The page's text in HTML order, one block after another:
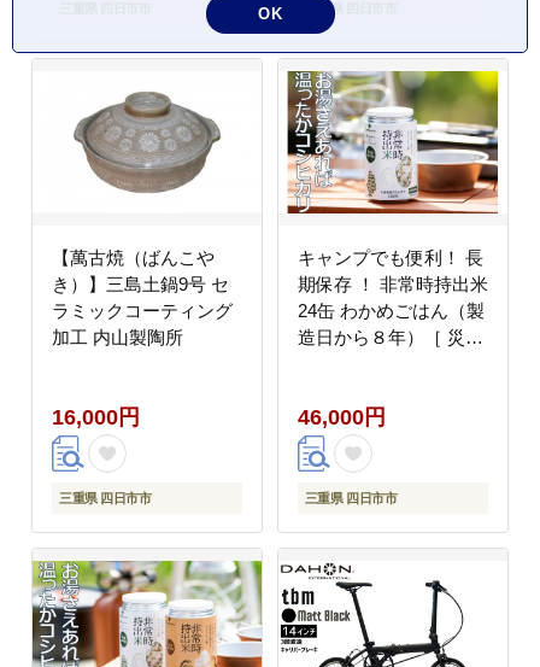
三重県 四日市市
【萬古焼（ばんこや
き）】三島土鍋9号 セ
ラミックコーティング
加工 内山製陶所
16,000円
三重県 四日市市
キャンプでも便利！ 長
期保存 ！ 非常時持出米
24缶 わかめごはん（製
造日から８年）［ 災害
米 非常食 米 ごはん わ
かめ 一人暮らし お湯
お湯だけ 水 水だけ 賞
味期限 保存米 保存食
46,000円
三重県 四日市市
OK